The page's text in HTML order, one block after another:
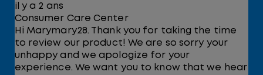
il y a 2 ans
Consumer Care Center
Hi Marymary28. Thank you for taking the time
to review our product! We are so sorry your
unhappy and we apologize for your
experience. We want you to know that we hear